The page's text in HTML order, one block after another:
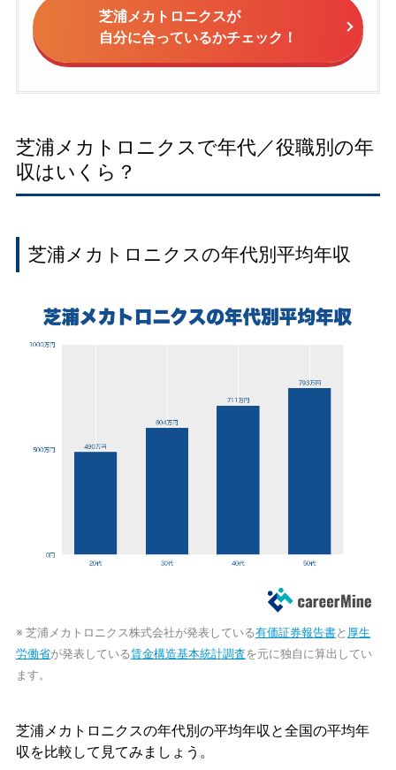
芝浦メカトロニクスが
自分に合っているかチェック！
芝浦メカトロニクスで年代／役職別の年
収はいくら？
芝浦メカトロニクスの年代別平均年収
※ 芝浦メカトロニクス株式会社が発表している有価証券報告書と 厚生
労働省が発表している賃金構造基本統計調査を元に独自に算出してい
ます。
芝浦メカトロニクスの年代別の平均年収と全国の平均年
収を比較して見てみましょう。